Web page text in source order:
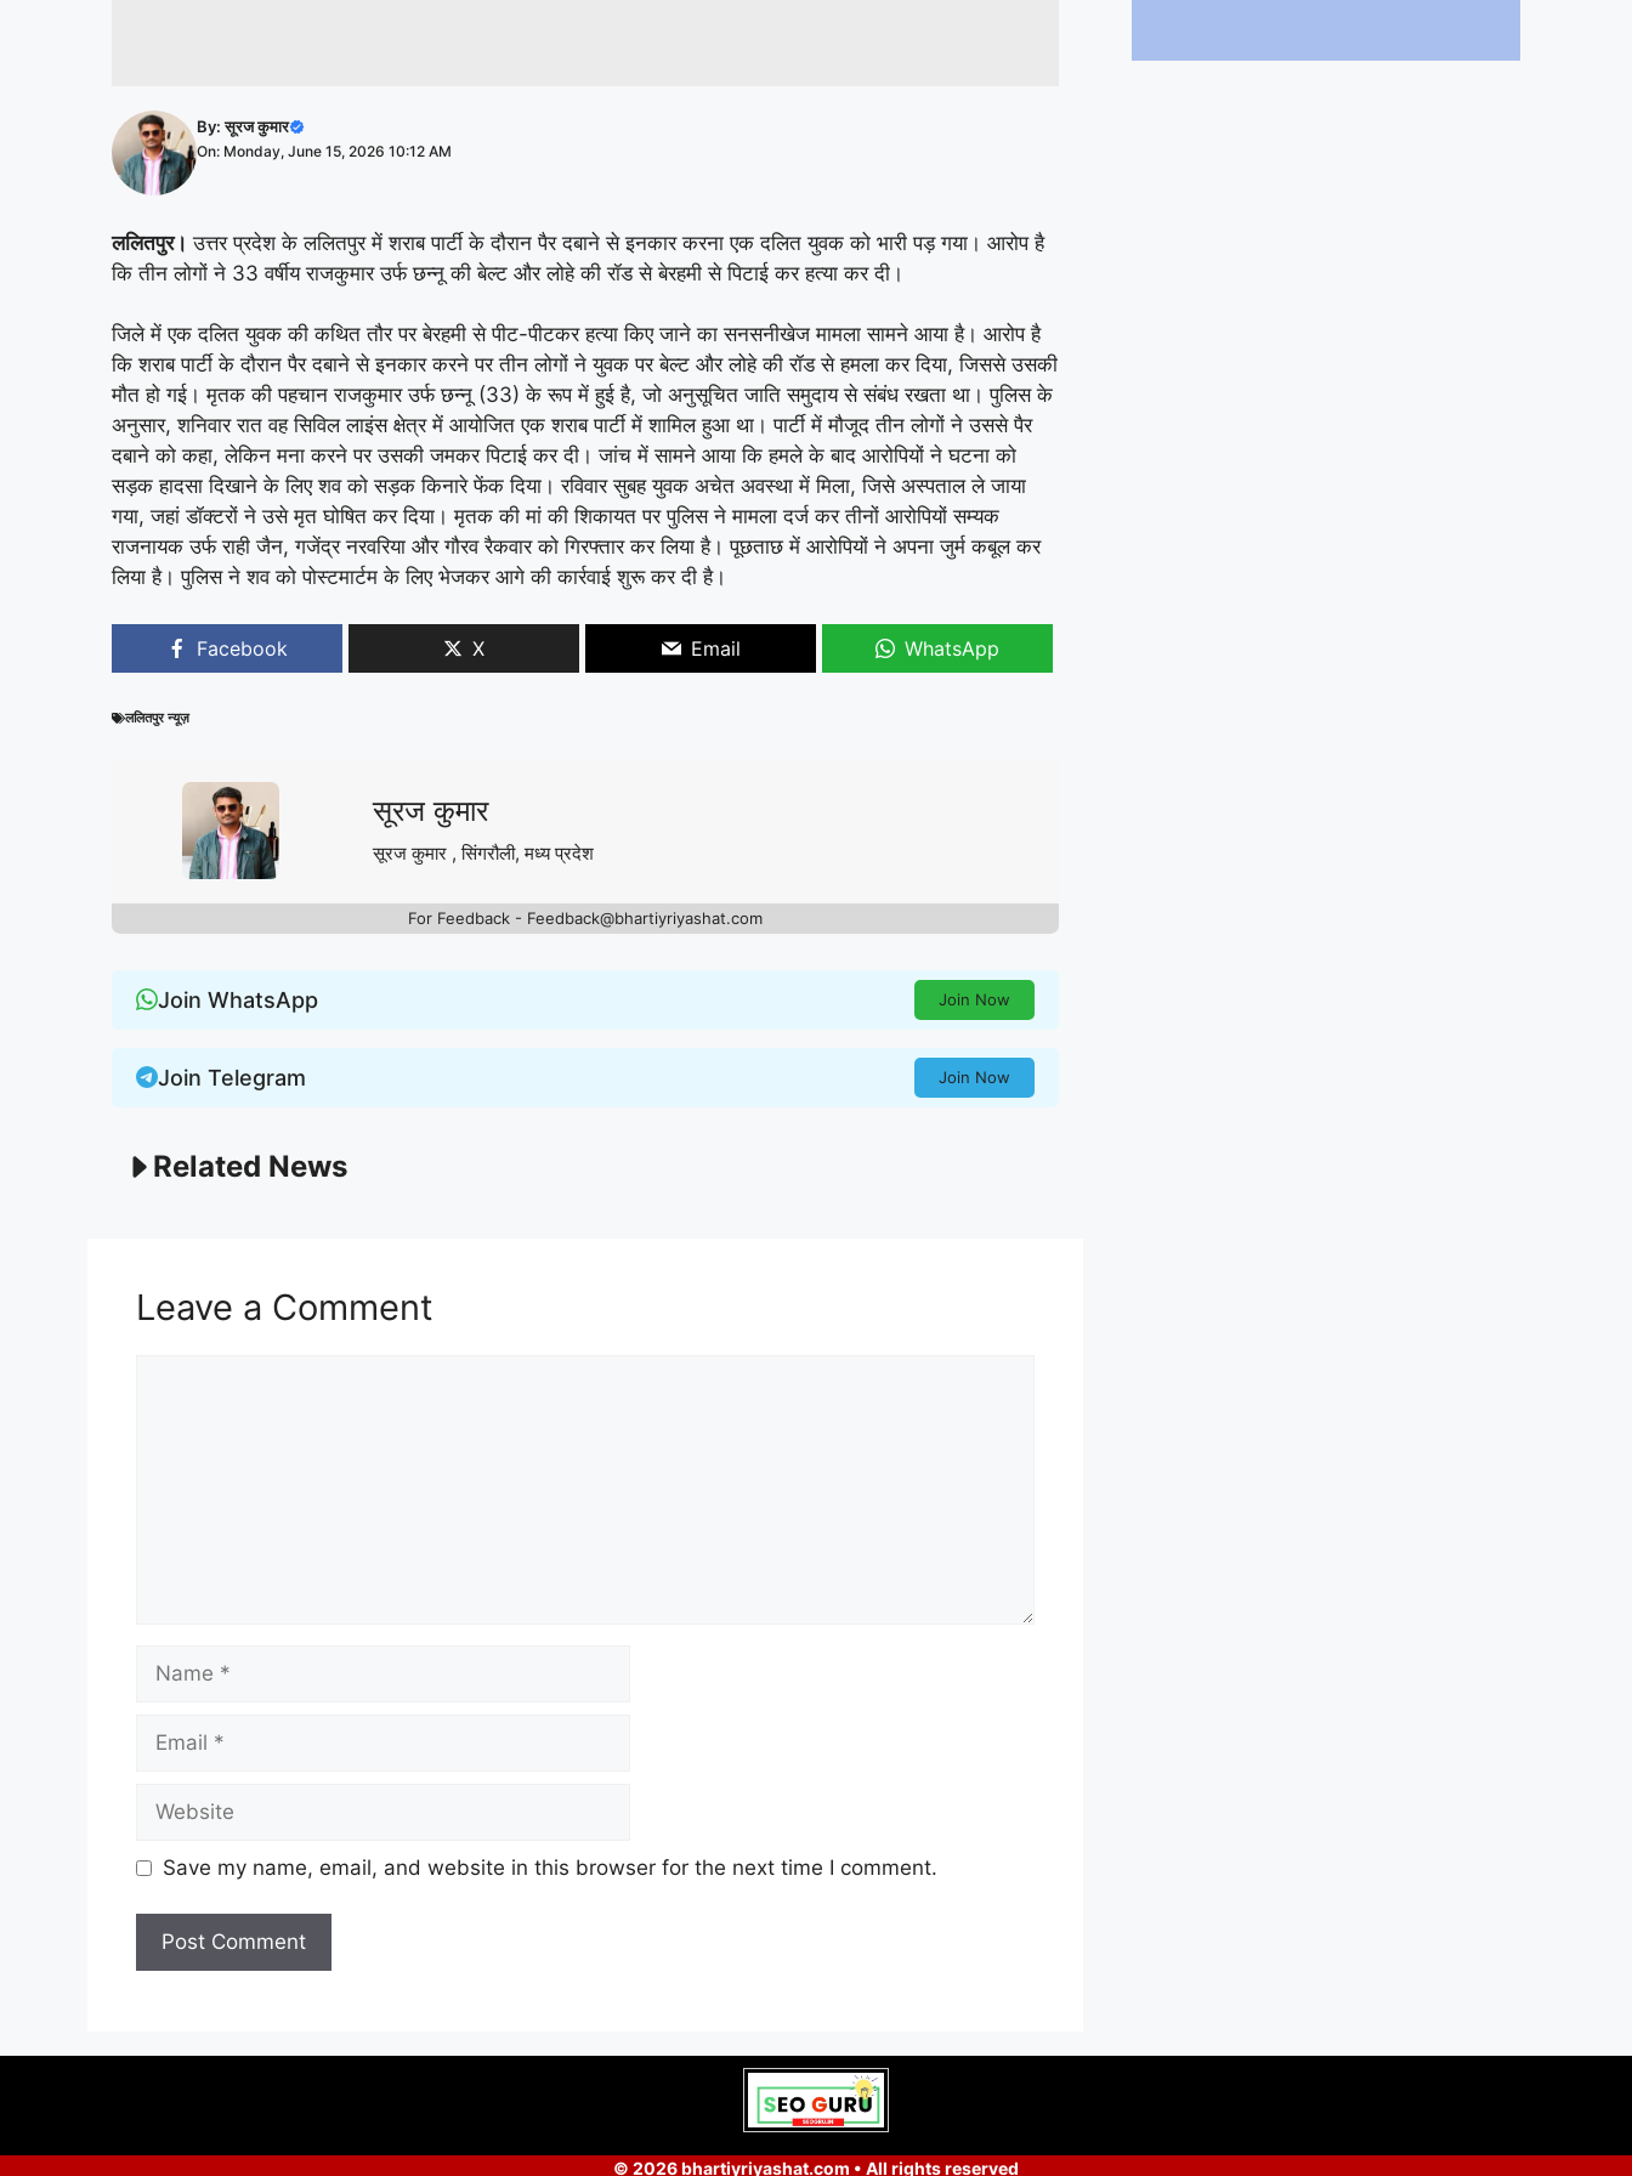
By:सूरज कुमार
On: Monday, June 15, 2026 10:12 AM
ललितपुर। उत्तर प्रदेश के ललितपुर में शराब पार्टी के दौरान पैर दबाने से इनकार करना एक दलित युवक को भारी पड़ गया। आरोप है
कि तीन लोगों ने 33 वर्षीय राजकुमार उर्फ छन्नू की बेल्ट और लोहे की रॉड से बेरहमी से पिटाई कर हत्या कर दी।
जिले में एक दलित युवक की कथित तौर पर बेरहमी से पीट-पीटकर हत्या किए जाने का सनसनीखेज मामला सामने आया है। आरोप है
कि शराब पार्टी के दौरान पैर दबाने से इनकार करने पर तीन लोगों ने युवक पर बेल्ट और लोहे की रॉड से हमला कर दिया, जिससे उसकी
मौत हो गई। मृतक की पहचान राजकुमार उर्फ छन्नू (33) के रूप में हुई है, जो अनुसूचित जाति समुदाय से संबंध रखता था। पुलिस के
अनुसार, शनिवार रात वह सिविल लाइंस क्षेत्र में आयोजित एक शराब पार्टी में शामिल हुआ था। पार्टी में मौजूद तीन लोगों ने उससे पैर
दबाने को कहा, लेकिन मना करने पर उसकी जमकर पिटाई कर दी। जांच में सामने आया कि हमले के बाद आरोपियों ने घटना को
सड़क हादसा दिखाने के लिए शव को सड़क किनारे फेंक दिया। रविवार सुबह युवक अचेत अवस्था में मिला, जिसे अस्पताल ले जाया
गया, जहां डॉक्टरों ने उसे मृत घोषित कर दिया। मृतक की मां की शिकायत पर पुलिस ने मामला दर्ज कर तीनों आरोपियों सम्यक
राजनायक उर्फ राही जैन, गजेंद्र नरवरिया और गौरव रैकवार को गिरफ्तार कर लिया है। पूछताछ में आरोपियों ने अपना जुर्म कबूल कर
लिया है। पुलिस ने शव को पोस्टमार्टम के लिए भेजकर आगे की कार्रवाई शुरू कर दी है।
Facebook X Email WhatsApp
ललितपुर न्यूज़
सूरज कुमार
सूरज कुमार , सिंगरौली, मध्य प्रदेश
For Feedback - Feedback@bhartiyriyashat.com
Join WhatsApp Join Now
Join Telegram Join Now
Related News
Leave a Comment
Save my name, email, and website in this browser for the next time I comment.
© 2026 bhartiyriyashat.com • All rights reserved